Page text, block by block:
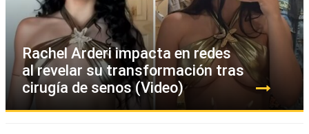
Rachel Arderi impacta en redes
al revelar su transformación tras
cirugía de senos (Video)